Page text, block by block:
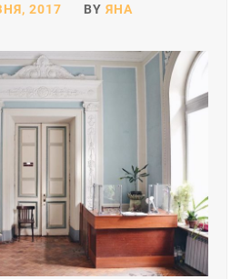
2017 BY ЯНА